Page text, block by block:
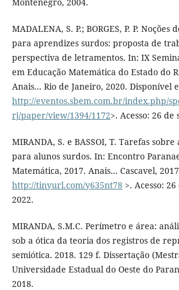
MADALENA, S. P.; BORGES, P. P.
para aprendizes surdos: proposta de
perspectiva de letramentos. In: IX
em Educação Matemática do Estado do
Anais… Rio de Janeiro, 2020. Disponível
http://eventos.sbem.com.br/index.php/
rj/paper/view/1394/1172>. Acesso: 26
MIRANDA, S. e BASSOI, T. Tarefas
para alunos surdos. In: Encontro
Matemática, 2017. Anais… Cascavel,
http://tinyurl.com/y635nt78 >. Acesso:
2022.
MIRANDA, S.M.C. Perímetro e área:
sob a ótica da teoria dos registros de
semiótica. 2018. 129 f. Dissertação
Universidade Estadual do Oeste do
2018.